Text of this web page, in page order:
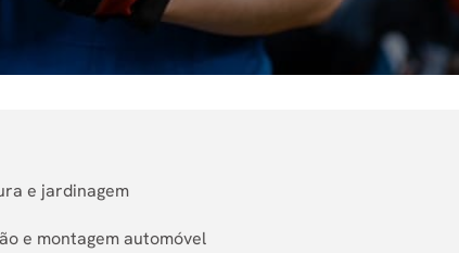
e jardinagem
e montagem automóvel